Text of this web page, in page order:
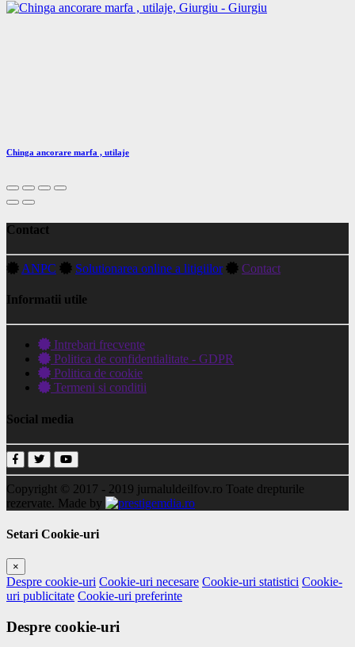
Chinga ancorare marfa , utilaje
Contact
ANPC Solutionarea online a litigiilor Contact
Informatii utile
Intrebari frecvente
Politica de confidentialitate - GDPR
Politica de cookie
Termeni si conditii
Social media
Copyright © 2017 - 2019 jurnaluldeilfov.ro Toate drepturile
rezervate. Made by
Setari Cookie-uri
×
Despre cookie-uri Cookie-uri necesare Cookie-uri statistici Cookie-
uri publicitate Cookie-uri preferinte
Despre cookie-uri